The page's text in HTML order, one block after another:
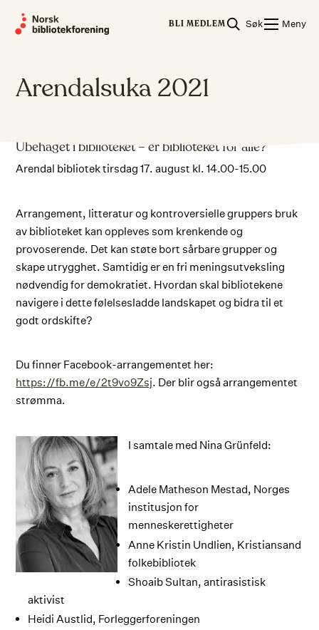
BLI MEDLEM Søk Meny
Arendalsuka 2021
Ubehaget i biblioteket – er biblioteket for alle?
Arendal bibliotek tirsdag 17. august kl. 14.00-15.00
Arrangement, litteratur og kontroversielle gruppers bruk
av biblioteket kan oppleves som krenkende og
provoserende. Det kan støte bort sårbare grupper og
skape utrygghet. Samtidig er en fri meningsutveksling
nødvendig for demokratiet. Hvordan skal bibliotekene
navigere i dette følelsesladde landskapet og bidra til et
godt ordskifte?
Du finner Facebook-arrangementet her:
https://fb.me/e/2t9vo9Zsj. Der blir også arrangementet
strømma.
I samtale med Nina Grünfeld:
Adele Matheson Mestad, Norges
institusjon for
menneskerettigheter
Anne Kristin Undlien, Kristiansand
folkebibliotek
Shoaib Sultan, antirasistisk
aktivist
Heidi Austlid, Forleggerforeningen